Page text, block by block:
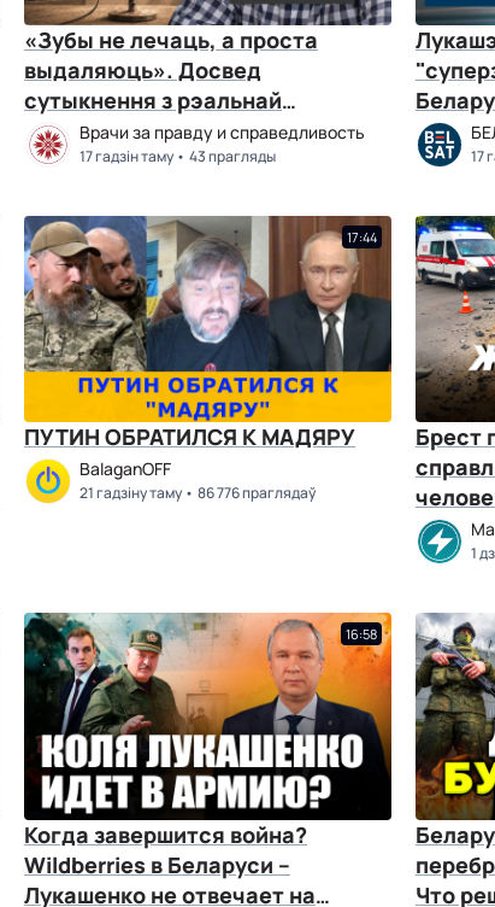
«Зубы не лечаць, а проста
выдаляюць». Досвед
сутыкнення з рэальнай
медыцынай у калоніі | Кірыл
Казей
Врачи за правду и справедливость
17 гадзін таму 43 прагляды
ЖЫГАР
17
17:44
ПУТИН ОБРАТИЛСЯ К МАДЯРУ
BalaganOFF
21 гадзіну таму 86 776 праглядаў
Брест
1
16:58
Когда завершится война?
Wildberries в Беларуси –
Лукашенко не отвечает на
Что